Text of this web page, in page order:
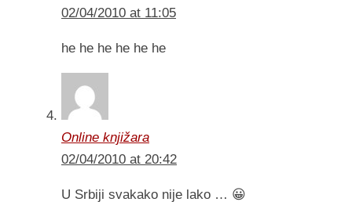
02/04/2010 at 11:05
he he he he he he
Online knjižara
02/04/2010 at 20:42
U Srbiji svakako nije lako … 😀